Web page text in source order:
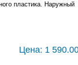
пластика. Наружный
Цена: 1